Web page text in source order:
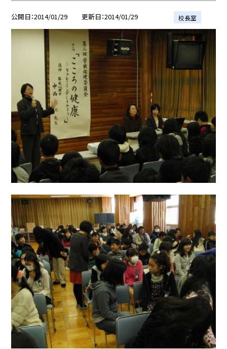
公開日 2014/01/29 更新日 2014/01/29 校長室